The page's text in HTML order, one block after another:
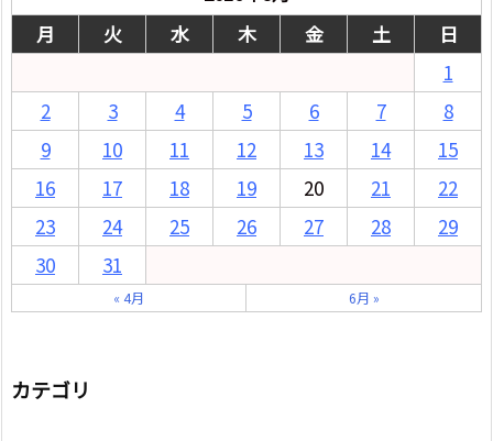
月
火 水 木 金 土
日
1
2
3 4 5 6 7
8
9
10 11 12 13 14
15
16
17 18 19 20 21
22
23
24 25 26 27 28
29
30
31
« 4月 6月 »
カテゴリ